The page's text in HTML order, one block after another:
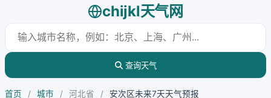
chijkl天气网
查询天气
首页 / 城市 / 河北省 / 安次区未来7天天气预报